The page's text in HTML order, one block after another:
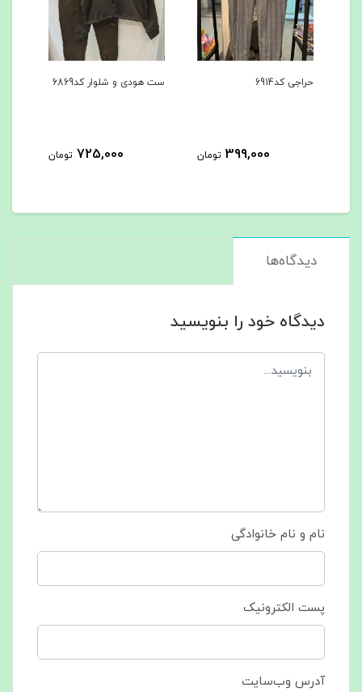
ست هودی و شلوار کد6869
725,000 تومان
ست هودی و شلوار کد6867
725,000 تومان
دیدگاه‌ها
دیدگاه خود را بنویسید
نام و نام خانوادگی
پست الکترونیک
آدرس وب‌سایت